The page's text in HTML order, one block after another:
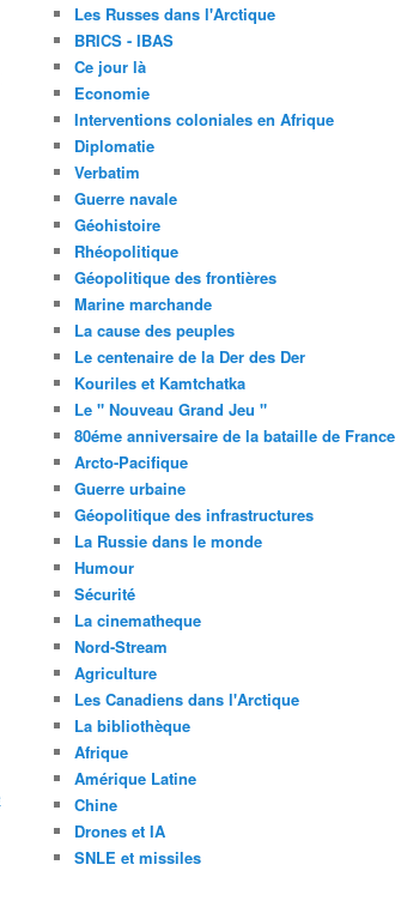
Les Russes dans l'Arctique
BRICS - IBAS
Ce jour là
Economie
Interventions coloniales en Afrique
Diplomatie
Verbatim
Guerre navale
Géohistoire
Rhéopolitique
Géopolitique des frontières
Marine marchande
La cause des peuples
Le centenaire de la Der des Der
Kouriles et Kamtchatka
Le " Nouveau Grand Jeu "
80éme anniversaire de la bataille de France
Arcto-Pacifique
Guerre urbaine
Géopolitique des infrastructures
La Russie dans le monde
Humour
Sécurité
La cinematheque
Nord-Stream
Agriculture
Les Canadiens dans l'Arctique
La bibliothèque
Afrique
Amérique Latine
Chine
Drones et IA
SNLE et missiles